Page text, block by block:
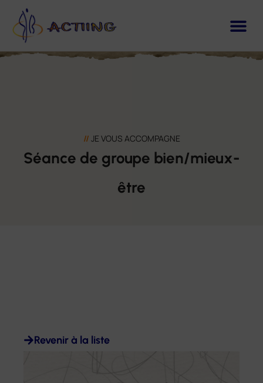
// JE VOUS ACCOMPAGNE
Séance de groupe bien/mieux-
être
Revenir à la liste